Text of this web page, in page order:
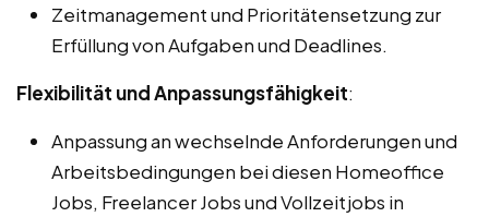
Zeitmanagement und Prioritätensetzung zur
Erfüllung von Aufgaben und Deadlines.
Flexibilität und Anpassungsfähigkeit:
Anpassung an wechselnde Anforderungen und
Arbeitsbedingungen bei diesen Homeoffice
Jobs, Freelancer Jobs und Vollzeitjobs in